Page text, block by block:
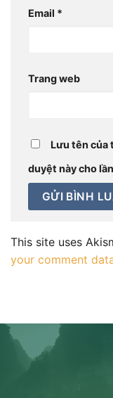
Email *
Trang web
Lưu tên của
duyệt này cho
This site uses
your comment